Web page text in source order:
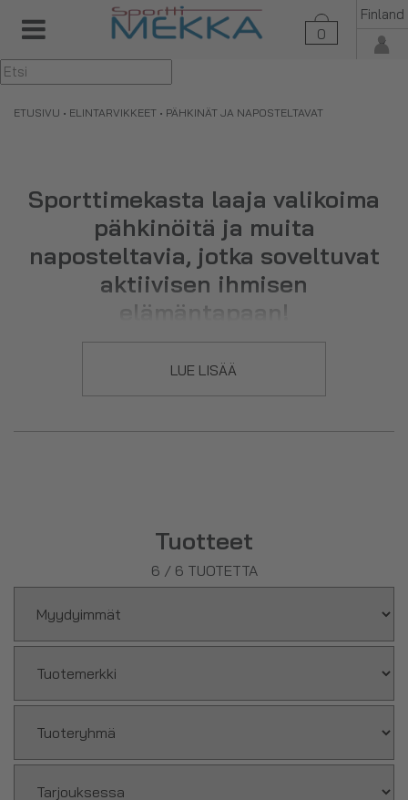
0
Finland
▼
ETUSIVU • ELINTARVIKKEET • PÄHKINÄT JA NAPOSTELTAVAT
Sporttimekasta laaja valikoima
pähkinöitä ja muita
naposteltavia, jotka soveltuvat
aktiivisen ihmisen
elämäntapaan!
Pähkinät ja naposteltavat -tuoteryhmästä löydät mm.
raakasuklaat, terveelliset karkkipussit ja monet muut herkut,
LUE LISÄÄ
Tuotteet
6 / 6 TUOTETTA